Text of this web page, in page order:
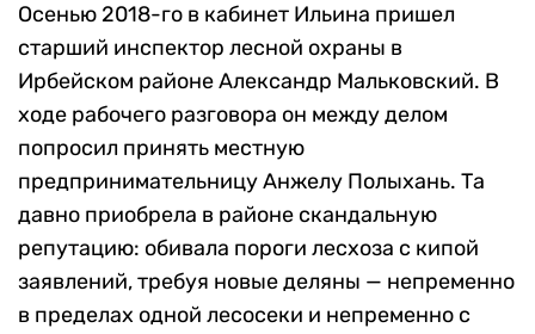
Осенью 2018-го в кабинет Ильина пришел
старший инспектор лесной охраны в
Ирбейском районе Александр Мальковский. В
ходе рабочего разговора он между делом
попросил принять местную
предпринимательницу Анжелу Полыхань. Та
давно приобрела в районе скандальную
репутацию: обивала пороги лесхоза с кипой
заявлений, требуя новые деляны — непременно
в пределах одной лесосеки и непременно с